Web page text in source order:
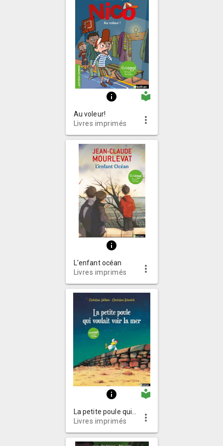
info local_library
Au voleur!
Livres imprimés
more_vert
info
L'enfant océan
Livres imprimés
more_vert
info local_library
Livres imprimés
more_vert